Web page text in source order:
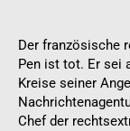
Der französische
Pen ist tot. Er sei
Kreise seiner
Chef der